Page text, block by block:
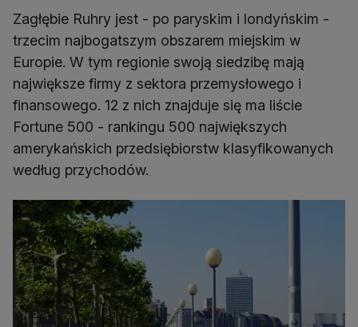
Zagłębie Ruhry jest - po paryskim i londyńskim -
trzecim najbogatszym obszarem miejskim w
Europie. W tym regionie swoją siedzibę mają
największe firmy z sektora przemysłowego i
finansowego. 12 z nich znajduje się ma liście
Fortune 500 - rankingu 500 największych
amerykańskich przedsiębiorstw klasyfikowanych
według przychodów.